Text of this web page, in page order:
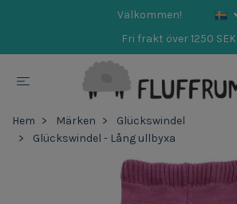
Välkommen!
Fri frakt över 1250 SEK
Hem Märken
Glückswindel
Glückswindel - Lång ullbyxa